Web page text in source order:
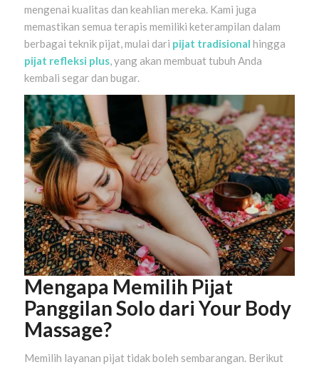
mengenai kualitas dan keahlian mereka. Kami juga
memastikan semua terapis memiliki keterampilan dalam
berbagai teknik pijat, mulai dari pijat tradisional hingga
pijat refleksi plus, yang akan membuat tubuh Anda
kembali segar dan bugar.
Mengapa Memilih Pijat
Panggilan Solo dari Your Body
Massage?
Memilih layanan pijat tidak boleh sembarangan. Berikut